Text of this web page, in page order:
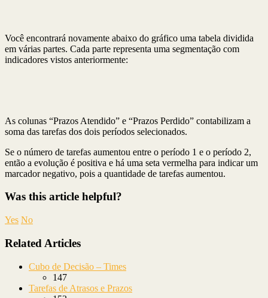
Você encontrará novamente abaixo do gráfico uma tabela dividida
em várias partes. Cada parte representa uma segmentação com
indicadores vistos anteriormente:
As colunas “Prazos Atendido” e “Prazos Perdido” contabilizam a
soma das tarefas dos dois períodos selecionados.
Se o número de tarefas aumentou entre o período 1 e o período 2,
então a evolução é positiva e há uma seta vermelha para indicar um
marcador negativo, pois a quantidade de tarefas aumentou.
Was this article helpful?
Yes No
Related Articles
Cubo de Decisão – Times
147
Tarefas de Atrasos e Prazos